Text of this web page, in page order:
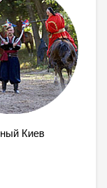
Киев